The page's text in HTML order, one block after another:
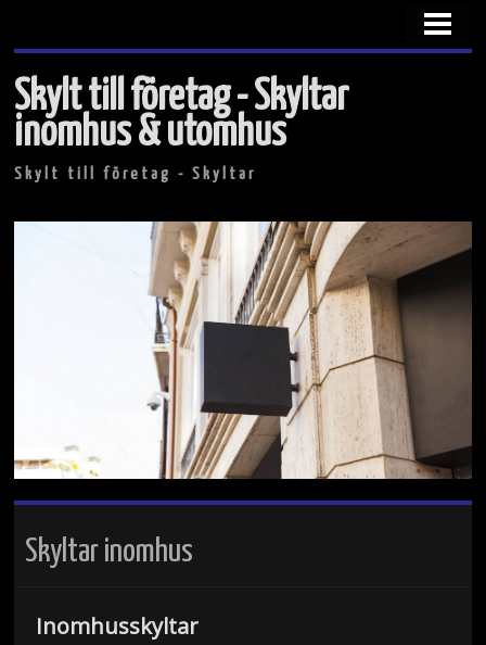
SKYLTAR UTOMHUS
Skylt till företag - Skyltar
inomhus & utomhus
Skylt till företag - Skyltar
Skyltar inomhus
Inomhusskyltar